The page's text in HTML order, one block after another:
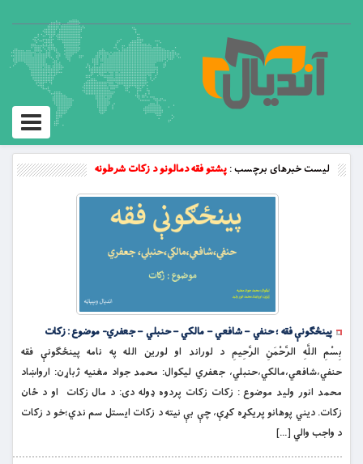
Toggle
لیست خبرهای برچسب :پشتو فقه دمالونو د زكات شرطونه
پينځګونې فقه ؛ حنفي – شافعي – مالکي – حنبلي – جعفري- موضوع : زکات
بِسْمِ اللَّهِ الرَّحْمَنِ الرَّحِيمِ د لوراند او لورین الله په نامه پينځګونې فقه
حنفي،شافعي،مالکي،حنبلي، جعفري ليکوال: محمد جواد مغنيه ژباړن: ارواښاد
محمد انور وليد موضوع : زکات زكات پردوه ډوله دى: د مال زكات او د ځان
زكات. ديني پوهانو پريكړه كړې، چې بې نيته د زكات ايستل سم ندي؛خو د زكات
د واجب والي […]